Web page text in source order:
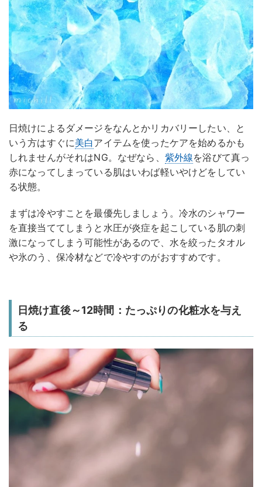
日焼けによるダメージをなんとかリカバリーしたい、と
いう方はすぐに美白アイテムを使ったケアを始めるかも
しれませんがそれはNG。なぜなら、 紫外線を浴びて真っ
赤になってしまっている肌はいわば軽いやけどをしてい
る状態。
まずは冷やすことを最優先しましょう。冷水のシャワー
を直接当ててしまうと水圧が炎症を起こしている肌の刺
激になってしまう可能性があるので、水を絞ったタオル
や氷のう、保冷材などで冷やすのがおすすめです。
日焼け直後～12時間：たっぷりの化粧水を与え
る